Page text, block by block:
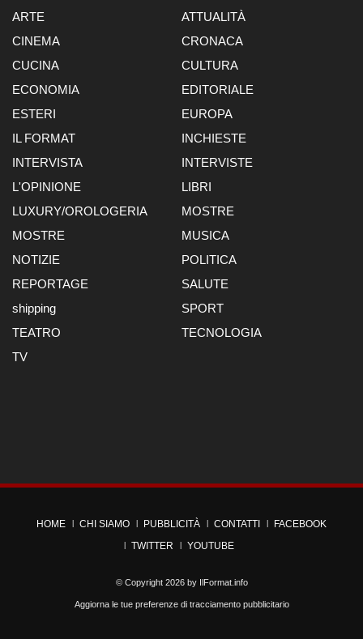
ARTE
ATTUALITÀ
CINEMA
CRONACA
CUCINA
CULTURA
ECONOMIA
EDITORIALE
ESTERI
EUROPA
IL FORMAT
INCHIESTE
INTERVISTA
INTERVISTE
L'OPINIONE
LIBRI
LUXURY/OROLOGERIA
MOSTRE
MOSTRE
MUSICA
NOTIZIE
POLITICA
REPORTAGE
SALUTE
shipping
SPORT
TEATRO
TECNOLOGIA
TV
HOME CHI SIAMO PUBBLICITÀ CONTATTI
FACEBOOK
TWITTER
YOUTUBE
© Copyright 2026 by IlFormat.info
Aggiorna le tue preferenze di tracciamento pubblicitario